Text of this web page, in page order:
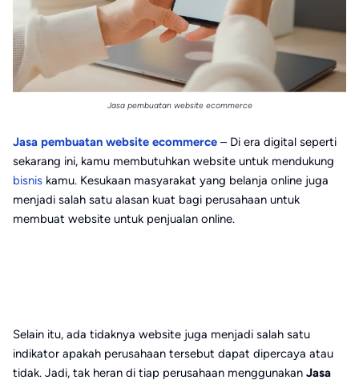
Jasa pembuatan website ecommerce
Jasa pembuatan website ecommerce – Di era digital seperti
sekarang ini, kamu membutuhkan website untuk mendukung
bisnis kamu. Kesukaan masyarakat yang belanja online juga
menjadi salah satu alasan kuat bagi perusahaan untuk
membuat website untuk penjualan online.
Selain itu, ada tidaknya website juga menjadi salah satu
indikator apakah perusahaan tersebut dapat dipercaya atau
tidak. Jadi, tak heran di tiap perusahaan menggunakan Jasa